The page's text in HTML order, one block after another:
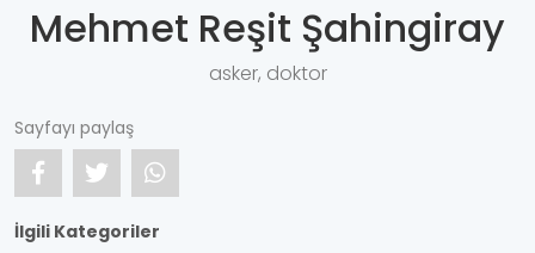
Mehmet Reşit Şahingiray
asker, doktor
Sayfayı paylaş
İlgili Kategoriler